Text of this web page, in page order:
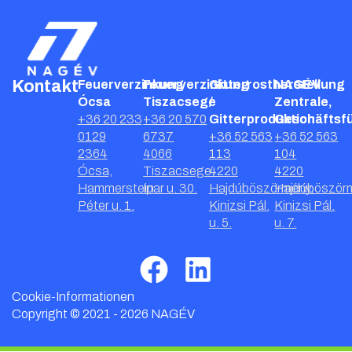
KontaktFeuerverzinkung
Ócsa
+36 20 233
0129
2364
Ócsa,
Hammerstein
Péter u. 1.
Feuerverzinkung
Tiszacsege
+36 20 570
6737
4066
Tiszacsege,
Ipar u. 30.
Gitterrostherstellung
/
Gitterproduktion
+36 52 563
113
4220
Hajdúböszörmény,
Kinizsi Pál.
u. 5.
NAGÉV
Zentrale,
+36 52 563
104
4220
Kinizsi Pál.
u. 7.
Cookie-Informationen
Copyright © 2021 - 2026 NAGÉV